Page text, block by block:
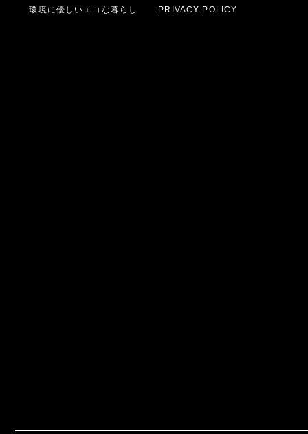
環境に優しいエコな暮らし PRIVACY POLICY